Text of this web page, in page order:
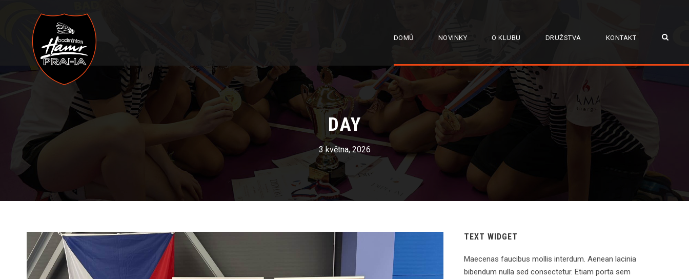
DOMŮ NOVINKY O KLUBU DRUŽSTVA KONTAKT
DAY
3 května, 2026
TEXT WIDGET
Maecenas faucibus mollis interdum. Aenean lacinia
bibendum nulla sed consectetur. Etiam porta sem